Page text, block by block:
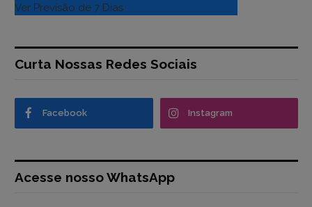
Ver Previsão de 7 Dias
Curta Nossas Redes Sociais
Facebook Instagram
Acesse nosso WhatsApp